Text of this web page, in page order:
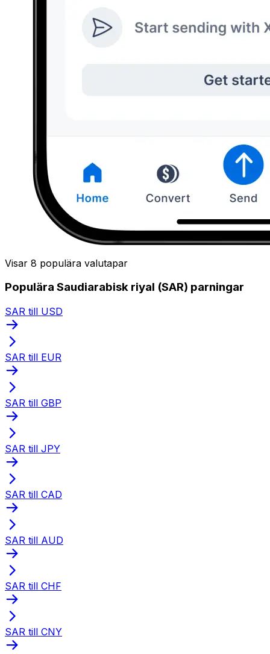
Visar 8 populära valutapar
Populära Saudiarabisk riyal (SAR) parningar
SAR till USD
SAR till EUR
SAR till GBP
SAR till JPY
SAR till CAD
SAR till AUD
SAR till CHF
SAR till CNY